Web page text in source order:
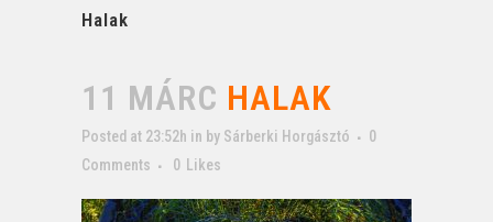
Halak
11 MÁRC HALAK
Posted at 23:52h in by Sárberki Horgásztó
0
Comments
0 Likes